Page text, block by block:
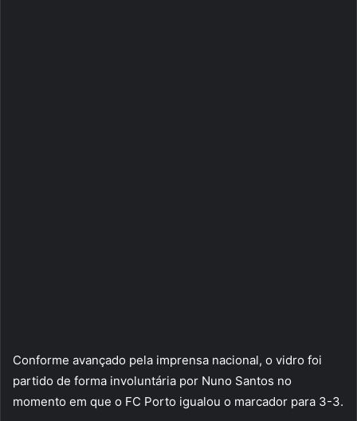
Conforme avançado pela imprensa nacional, o vidro foi
partido de forma involuntária por Nuno Santos no
momento em que o FC Porto igualou o marcador para 3-3.